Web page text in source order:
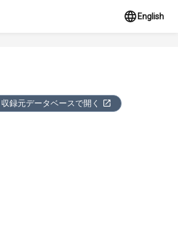
English
収録元データベースで開く